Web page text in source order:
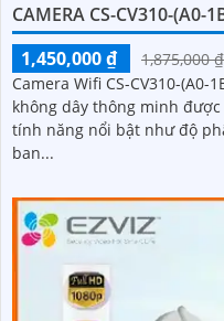
CAMERA CS-CV310-(A0-
1,450,000 ₫
1,875,000 ₫
Camera Wifi CS-CV310-(A0-
không dây thông minh được
tính năng nổi bật như độ
ban...